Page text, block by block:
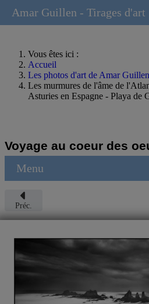
Vous êtes ici :
Accueil
Les photos d'art de Amar Guillen
Les murmures de l'âme de
Asturies en Espagne - Playa de
Voyage au coeur des
Menu
Préc.
Amar Guillen - Tirages d'art